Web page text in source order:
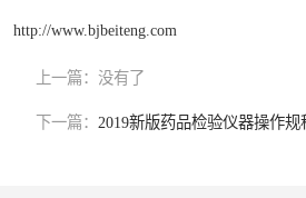
http://www.bjbeiteng.com
上一篇： 没有了
下一篇： 2019新版药品检验仪器操作